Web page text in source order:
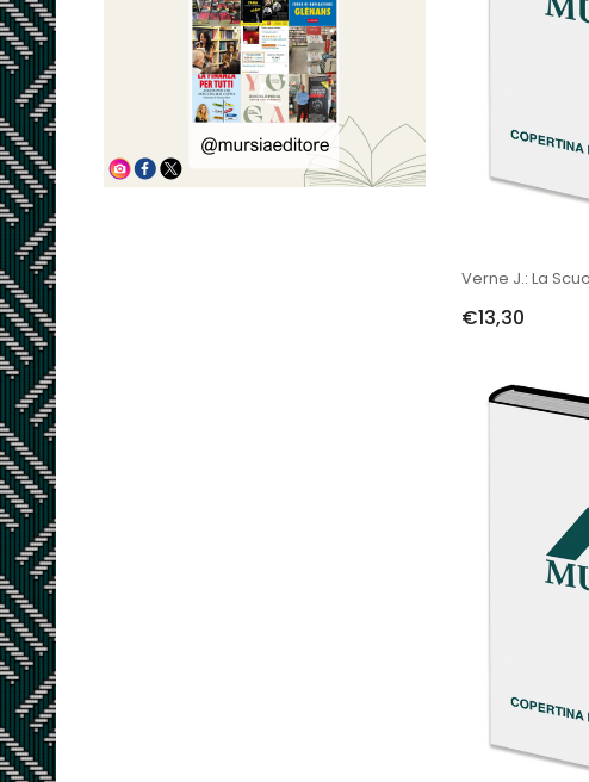
Verne J.: La
€13,30